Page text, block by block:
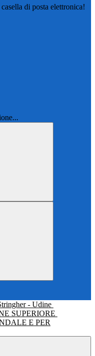
di posta elettronica!
- Udine
SUPERIORE
E PER